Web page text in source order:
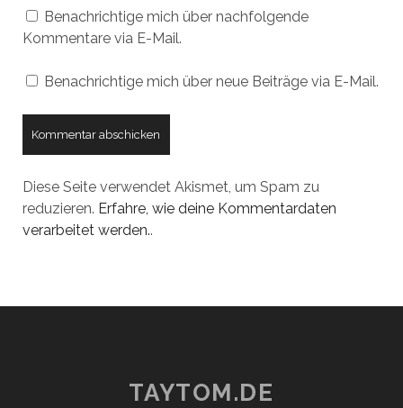
Benachrichtige mich über nachfolgende
Kommentare via E-Mail.
Benachrichtige mich über neue Beiträge via E-Mail.
Diese Seite verwendet Akismet, um Spam zu
reduzieren. Erfahre, wie deine Kommentardaten
verarbeitet werden..
TAYTOM.DE